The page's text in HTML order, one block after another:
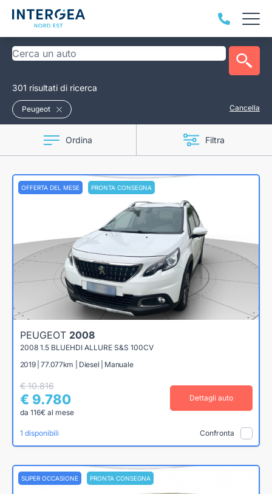
301 risultati di ricerca
Peugeot Cancella
Ordina Filtra
OFFERTA DEL MESE PRONTA CONSEGNA
PEUGEOT 2008
2008 1.5 BLUEHDI ALLURE S&S 100CV
2019 | 77.077km | Diesel | Manuale
€ 10.816
€ 9.780
da 116€ al mese
Dettagli auto
1 disponibili Confronta
SUPER OCCASIONE PRONTA CONSEGNA